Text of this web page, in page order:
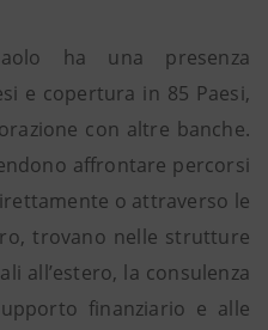
ha una presenza
e copertura in 85 Paesi,
con altre banche.
affrontare percorsi
o attraverso le
trovano nelle strutture
all’estero, la consulenza
finanziario e alle